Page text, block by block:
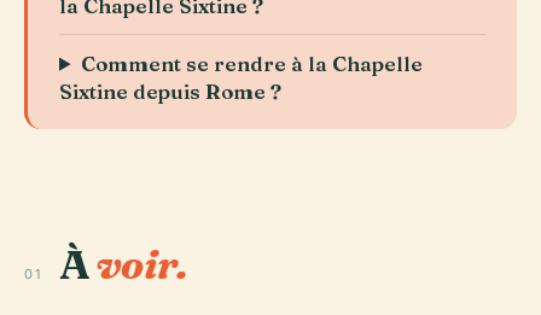
la Chapelle Sixtine ?
Comment se rendre à la Chapelle
Sixtine depuis Rome ?
01 Àvoir.